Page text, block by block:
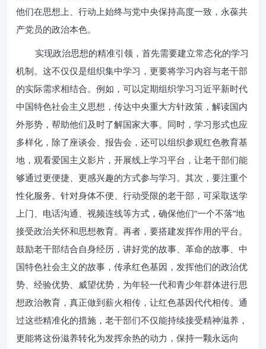
他们在思想上、行动上始终与党中央保持高度一致，永葆共
产党员的政治本色。
实现政治思想的精准引领，首先需要建立常态化的学习
机制。这不仅仅是组织集中学习，更要将学习内容与老干部
的实际需求相结合。例如，可以定期组织学习习近平新时代
中国特色社会主义思想，传达中央重大方针政策，解读国内
外形势，帮助他们及时了解国家大事。同时，学习形式也应
多样化，除了座谈会、报告会，还可以组织参观红色教育基
地，观看爱国主义影片，开展线上学习平台，让老干部们能
够通过更便捷、更感兴趣的方式参与学习。其次，要注重个
性化服务。针对身体不便、行动受限的老干部，可采取送学
上门、电话沟通、视频连线等方式，确保他们“一个不落”地
接受政治关怀和思想教育。再者，要搭建发挥作用的平台。
鼓励老干部结合自身经历，讲好党的故事、革命的故事、中
国特色社会主义的故事，传承红色基因，发挥他们的政治优
势、经验优势、威望优势，为年轻一代和青少年群体进行思
想政治教育，真正做到薪火相传，让红色基因代代相传。通
过这些精准化的措施，老干部们不仅能持续接受精神滋养，
更能将这份滋养转化为发挥余热的动力，保持一颗永远向